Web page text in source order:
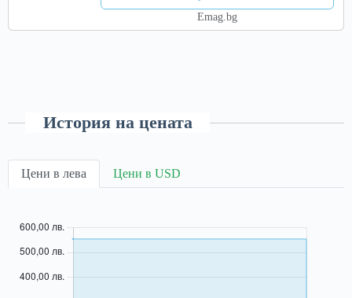
Emag.bg
История на цената
Цени в лева Цени в USD